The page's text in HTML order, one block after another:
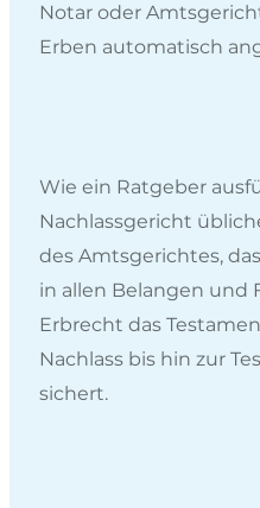
Notar oder
Erben automatisch
Wie ein Ratgeber
Nachlassgericht
des Amtsgerichtes,
in allen Belangen und
Erbrecht das
Nachlass bis hin zur
sichert.